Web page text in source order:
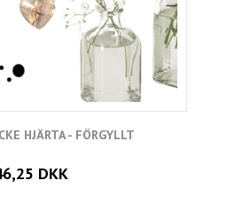
HJÄRTA - FÖRGYLLT
DKK